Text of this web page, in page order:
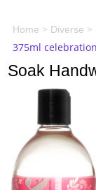
Home > Diverse >
375ml celebration
Soak